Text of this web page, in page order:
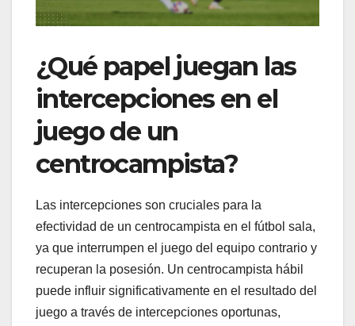
¿Qué papel juegan las
intercepciones en el
juego de un
centrocampista?
Las intercepciones son cruciales para la
efectividad de un centrocampista en el fútbol sala,
ya que interrumpen el juego del equipo contrario y
recuperan la posesión. Un centrocampista hábil
puede influir significativamente en el resultado del
juego a través de intercepciones oportunas,